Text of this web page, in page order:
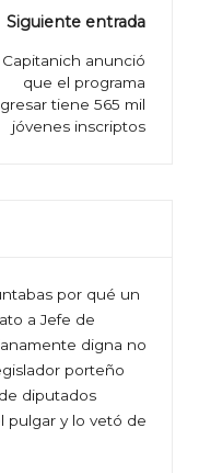
Siguiente entrada
Capitanich anunció
que el programa
tiene 565 mil
jóvenes inscriptos
por qué un
a Jefe de
digna no
porteño
diputados
pulgar y lo vetó de